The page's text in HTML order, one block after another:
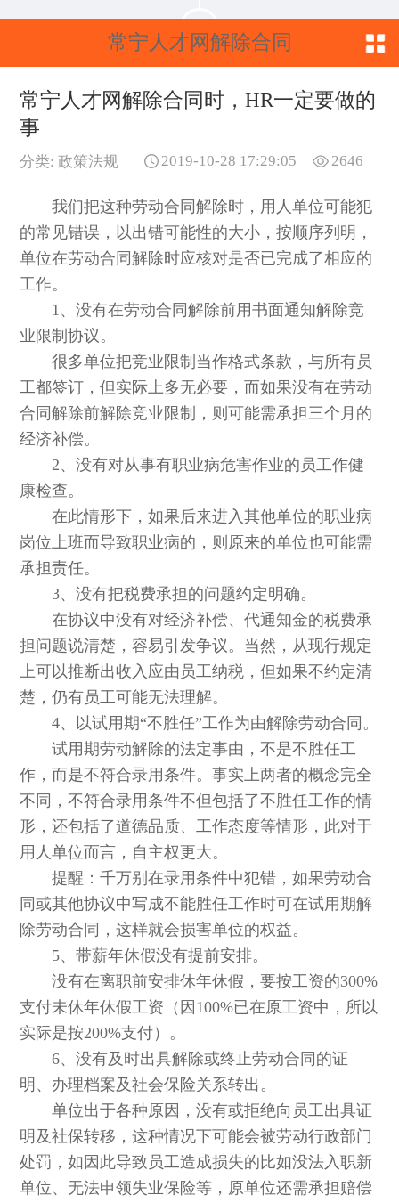
常宁人才网解除合同
时，HR一定要做的事
常宁人才网解除合同时，HR一定要做的
事
分类: 政策法规 2646
2019-10-28 17:29:05
我们把这种劳动合同解除时，用人单位可能犯
的常见错误，以出错可能性的大小，按顺序列明，
单位在劳动合同解除时应核对是否已完成了相应的
工作。
1、没有在劳动合同解除前用书面通知解除竞
业限制协议。
很多单位把竞业限制当作格式条款，与所有员
工都签订，但实际上多无必要，而如果没有在劳动
合同解除前解除竞业限制，则可能需承担三个月的
经济补偿。
2、没有对从事有职业病危害作业的员工作健
康检查。
在此情形下，如果后来进入其他单位的职业病
岗位上班而导致职业病的，则原来的单位也可能需
承担责任。
3、没有把税费承担的问题约定明确。
在协议中没有对经济补偿、代通知金的税费承
担问题说清楚，容易引发争议。当然，从现行规定
上可以推断出收入应由员工纳税，但如果不约定清
楚，仍有员工可能无法理解。
4、以试用期“不胜任”工作为由解除劳动合同。
试用期劳动解除的法定事由，不是不胜任工
作，而是不符合录用条件。事实上两者的概念完全
不同，不符合录用条件不但包括了不胜任工作的情
形，还包括了道德品质、工作态度等情形，此对于
用人单位而言，自主权更大。
提醒：千万别在录用条件中犯错，如果劳动合
同或其他协议中写成不能胜任工作时可在试用期解
除劳动合同，这样就会损害单位的权益。
5、带薪年休假没有提前安排。
没有在离职前安排休年休假，要按工资的300%
支付未休年休假工资（因100%已在原工资中，所以
实际是按200%支付）。
6、没有及时出具解除或终止劳动合同的证
明、办理档案及社会保险关系转出。
单位出于各种原因，没有或拒绝向员工出具证
明及社保转移，这种情况下可能会被劳动行政部门
处罚，如因此导致员工造成损失的比如没法入职新
单位、无法申领失业保险等，原单位还需承担赔偿